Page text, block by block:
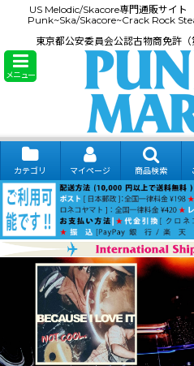
US Melodic/Skacore専門通販サイ
Punk~Ska/Skacore~Crack Rock
東京都公安委員会公認古物商免許
メニュー
カテゴリ マイページ 商品検索